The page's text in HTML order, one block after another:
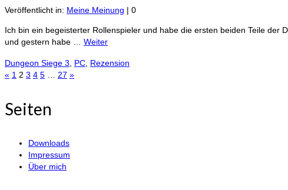
Veröffentlicht in: Meine Meinung | 0
Ich bin ein begeisterter Rollenspieler und habe die ersten beiden Teile der
und gestern habe … Weiter
Dungeon Siege 3, PC, Rezension
Seitennummerierung
der
« 1 2 3 4 5 … 27 »
Seiten
Downloads
Impressum
Über mich